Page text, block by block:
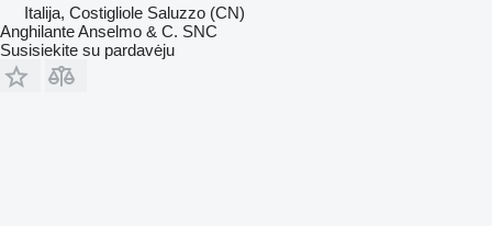
Italija, Costigliole Saluzzo (CN)
Anghilante Anselmo & C. SNC
Susisiekite su pardavėju